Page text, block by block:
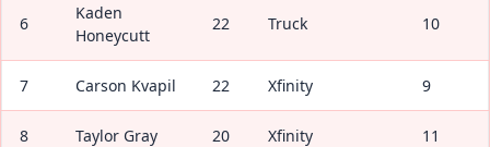
6
Kaden
Honeycutt
22 Truck 10
7 Carson Kvapil 22 Xfinity 9
8 Taylor Gray 20 Xfinity 11